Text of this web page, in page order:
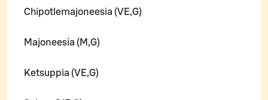
Chipotlemajoneesia (VE,G)
Majoneesia (M,G)
Ketsuppia (VE,G)